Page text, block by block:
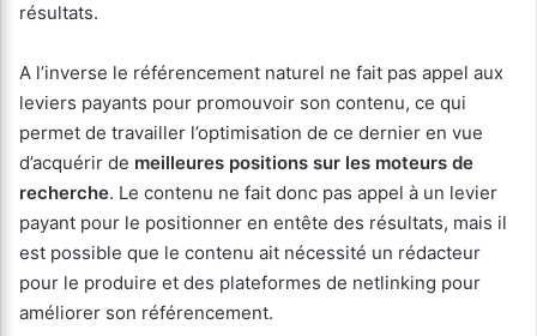
résultats.
A l’inverse le référencement naturel ne fait pas appel aux
leviers payants pour promouvoir son contenu, ce qui
permet de travailler l’optimisation de ce dernier en vue
d’acquérir de meilleures positions sur les moteurs de
recherche. Le contenu ne fait donc pas appel à un levier
payant pour le positionner en entête des résultats, mais il
est possible que le contenu ait nécessité un rédacteur
pour le produire et des plateformes de netlinking pour
améliorer son référencement.